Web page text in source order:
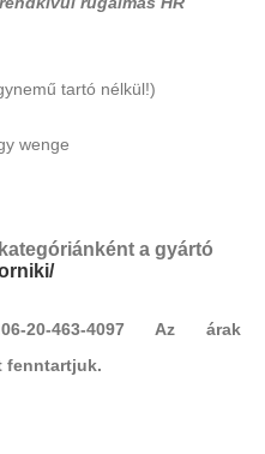
tartó nélkül!)
wenge
a gyártó
20-463-4097 Az árak
fenntartjuk.